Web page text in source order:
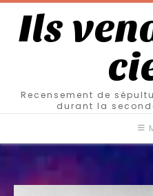
Ils
Recensement de
durant la